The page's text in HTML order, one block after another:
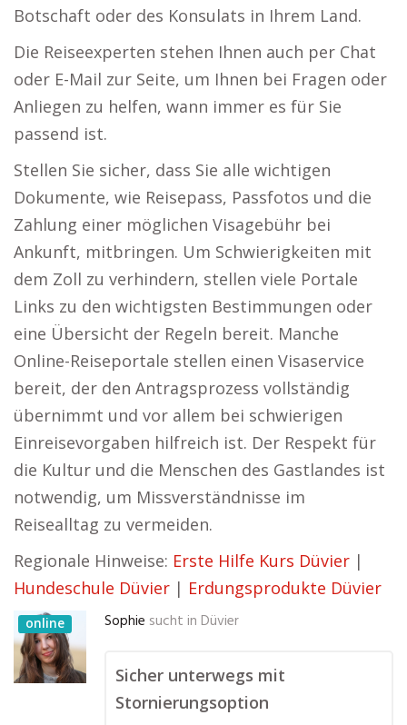
Botschaft oder des Konsulats in Ihrem Land.
Die Reiseexperten stehen Ihnen auch per Chat
oder E-Mail zur Seite, um Ihnen bei Fragen oder
Anliegen zu helfen, wann immer es für Sie
passend ist.
Stellen Sie sicher, dass Sie alle wichtigen
Dokumente, wie Reisepass, Passfotos und die
Zahlung einer möglichen Visagebühr bei
Ankunft, mitbringen. Um Schwierigkeiten mit
dem Zoll zu verhindern, stellen viele Portale
Links zu den wichtigsten Bestimmungen oder
eine Übersicht der Regeln bereit. Manche
Online-Reiseportale stellen einen Visaservice
bereit, der den Antragsprozess vollständig
übernimmt und vor allem bei schwierigen
Einreisevorgaben hilfreich ist. Der Respekt für
die Kultur und die Menschen des Gastlandes ist
notwendig, um Missverständnisse im
Reisealltag zu vermeiden.
Regionale Hinweise: Erste Hilfe Kurs Düvier |
Hundeschule Düvier | Erdungsprodukte Düvier
online Sophie sucht in Düvier
Sicher unterwegs mit
Stornierungsoption